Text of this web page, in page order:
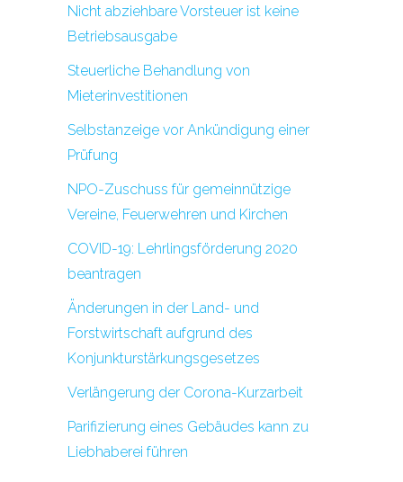
Nicht abziehbare Vorsteuer ist keine
Betriebsausgabe
Steuerliche Behandlung von
Mieterinvestitionen
Selbstanzeige vor Ankündigung einer
Prüfung
NPO-Zuschuss für gemeinnützige
Vereine, Feuerwehren und Kirchen
COVID-19: Lehrlingsförderung 2020
beantragen
Änderungen in der Land- und
Forstwirtschaft aufgrund des
Konjunkturstärkungsgesetzes
Verlängerung der Corona-Kurzarbeit
Parifizierung eines Gebäudes kann zu
Liebhaberei führen